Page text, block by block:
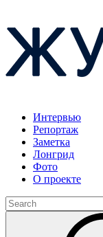
Интервью
Репортаж
Заметка
Лонгрид
Фото
О проекте